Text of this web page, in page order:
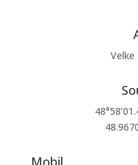
Velke
Mobil